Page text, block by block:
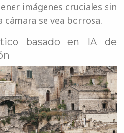
imágenes cruciales sin
cámara se vea borrosa.
basado en IA de